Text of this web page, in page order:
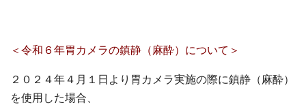
＜令和６年胃カメラの鎮静（麻酔）について＞
２０２４年４月１日より胃カメラ実施の際に鎮静（麻酔）
を使用した場合、